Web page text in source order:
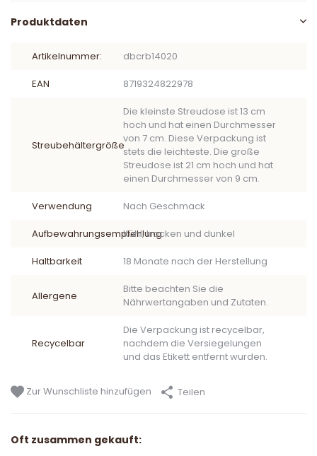
Produktdaten
Artikelnummer: dbcrb14020
EAN 8719324822978
Streubehältergröße
Die kleinste Streudose ist 13 cm
hoch und hat einen Durchmesser
von 7 cm. Diese Verpackung ist
stets die leichteste. Die große
Streudose ist 21 cm hoch und hat
einen Durchmesser von 9 cm.
Verwendung Nach Geschmack
AufbewahrungsempfehlungKühl, trocken und dunkel
Haltbarkeit 18 Monate nach der Herstellung
Allergene
Bitte beachten Sie die
Nährwertangaben und Zutaten.
Recycelbar
Die Verpackung ist recycelbar,
nachdem die Versiegelungen
und das Etikett entfernt wurden.
Zur Wunschliste hinzufügen Teilen
Oft zusammen gekauft: